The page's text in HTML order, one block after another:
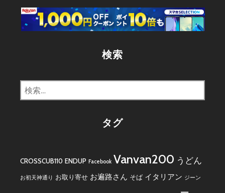
ゴ
リ
検索
検
索:
タグ
CROSSCUB110 ENDUP Facebook Vanvan200 うどん
お初天神通り お取り寄せ お遍路さん そば イタリアン ジーン